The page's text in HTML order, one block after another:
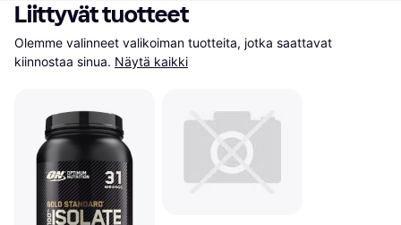
Liittyvät tuotteet
Olemme valinneet valikoiman tuotteita, jotka saattavat
kiinnostaa sinua. Näytä kaikki